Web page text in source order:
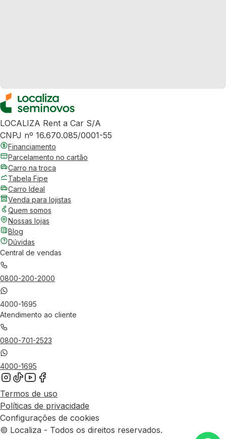
LOCALIZA Rent a Car S/A
CNPJ nº 16.670.085/0001-55
Financiamento
Parcelamento no cartão
Carro na troca
Tabela Fipe
Carro Ideal
Venda para lojistas
Quem somos
Nossas lojas
Blog
Dúvidas
Central de vendas
0800-200-2000
4000-1695
Atendimento ao cliente
0800-701-2523
4000-1695
Termos de uso
Políticas de privacidade
Configurações de cookies
© Localiza - Todos os direitos reservados.